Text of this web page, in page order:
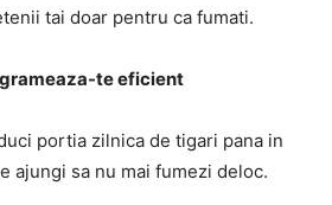
tai doar pentru ca fumati.
te eficient
portia zilnica de tigari pana in
ajungi sa nu mai fumezi deloc.